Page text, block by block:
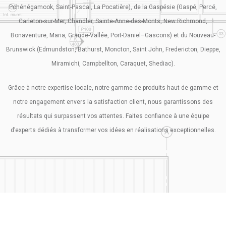
Pohénégamook, Saint-Pascal, La Pocatière), de la Gaspésie (Gaspé, Percé,
Carleton-sur-Mer, Chandler, Sainte-Anne-des-Monts, New Richmond,
Bonaventure, Maria, Grande-Vallée, Port-Daniel–Gascons) et du Nouveau-
Brunswick (Edmundston, Bathurst, Moncton, Saint John, Fredericton, Dieppe,
Miramichi, Campbellton, Caraquet, Shediac).
Grâce à notre expertise locale, notre gamme de produits haut de gamme et
notre engagement envers la satisfaction client, nous garantissons des
résultats qui surpassent vos attentes. Faites confiance à une équipe
d’experts dédiés à transformer vos idées en réalisations exceptionnelles.